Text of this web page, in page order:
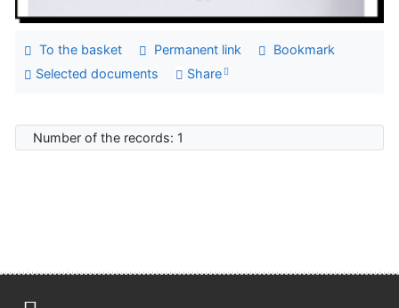
To the basket Permanent link
Bookmark
Selected documents
Share
Number of the records: 1